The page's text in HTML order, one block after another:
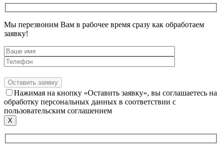
Мы перезвоним Вам в рабочее время сразу как обработаем
заявку!
Нажимая на кнопку «Оставить заявку», вы соглашаетесь на
обработку персональных данных в соответствии с
пользовательским соглашением
X